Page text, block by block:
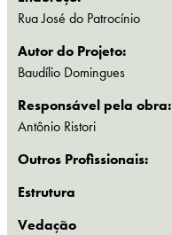
Rua José do Patrocínio
Autor do Projeto:
Baudílio Domingues
Responsável pela obra:
Antônio Ristori
Outros Profissionais:
Estrutura
Vedação